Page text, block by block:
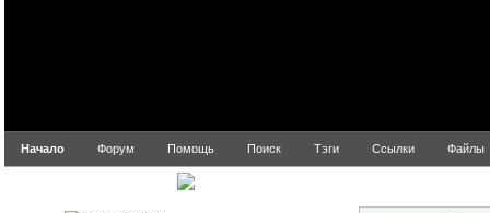
Начало Форум Помощь Поиск Тэги Ссылки Файлы